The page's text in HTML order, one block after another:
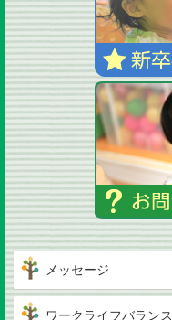
メッセージ
ワークライフバランス